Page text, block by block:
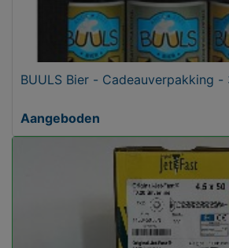
BUULS Bier - Cadeauverpakking -
Aangeboden